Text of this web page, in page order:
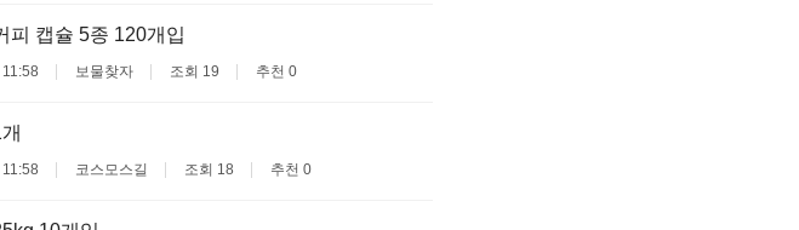
피 캡슐 5종 120개입
11:58 보물찾자 조회 19 추천 0
11:58 코스모스길 조회 18 추천 0